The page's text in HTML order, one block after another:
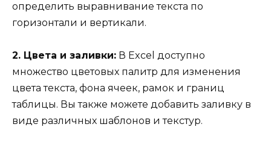
определить выравнивание текста по
горизонтали и вертикали.
2. Цвета и заливки: В Excel доступно
множество цветовых палитр для изменения
цвета текста, фона ячеек, рамок и границ
таблицы. Вы также можете добавить заливку в
виде различных шаблонов и текстур.